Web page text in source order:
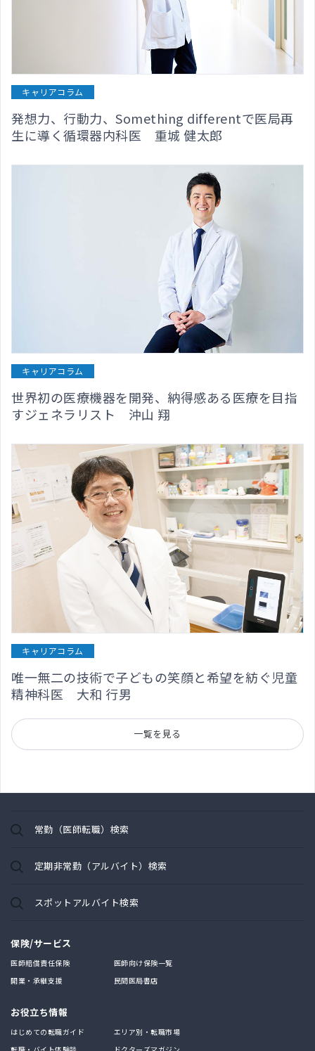
キャリアコラム
発想力、行動力、Something differentで医局再
生に導く循環器内科医 重城 健太郎
キャリアコラム
世界初の医療機器を開発、納得感ある医療を目指
すジェネラリスト 沖山 翔
キャリアコラム
唯一無二の技術で子どもの笑顔と希望を紡ぐ児童
精神科医 大和 行男
一覧を見る
常勤（医師転職）検索
定期非常勤（アルバイト）検索
スポットアルバイト検索
保険/サービス
医師賠償責任保険
医師向け保険一覧
開業・承継支援
民間医局書店
お役立ち情報
はじめての転職ガイド
エリア別・転職市場